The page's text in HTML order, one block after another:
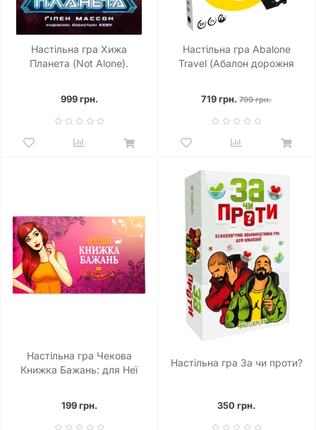
Настільна гра Хижа
Планета (Not Alone).
999 грн.
Настільна гра Abalone
Travel (Абалон дорожня
719 грн. 799 грн.
Настільна гра Чекова
Книжка Бажань: для Неї
199 грн.
Настільна гра За чи проти?
350 грн.